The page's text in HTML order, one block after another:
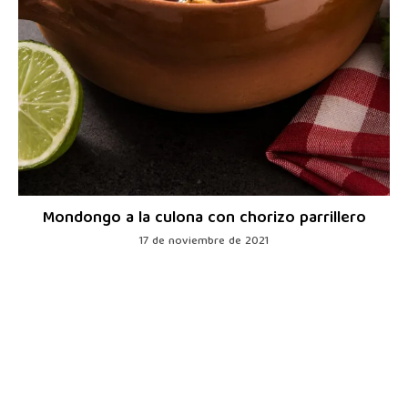
Mondongo a la culona con chorizo parrillero
17 de noviembre de 2021